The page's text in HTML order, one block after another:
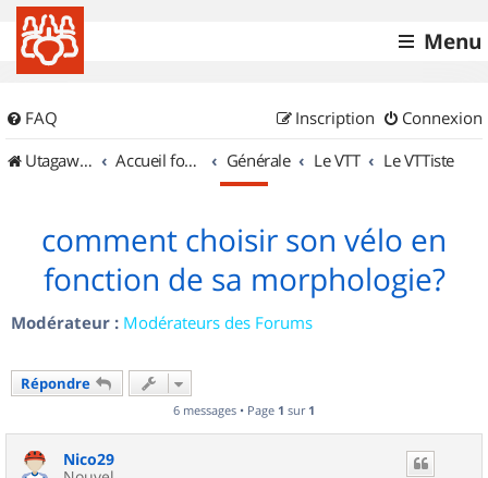
Menu
FAQ Connexion
Inscription
UtagawaVTT (Randos VTT et VTTAE avec traces GPS)
Accueil forum Générale Le VTT Le VTTiste
comment choisir son vélo en
fonction de sa morphologie?
Modérateur : Modérateurs des Forums
Répondre
6 messages • Page 1 sur 1
Nico29